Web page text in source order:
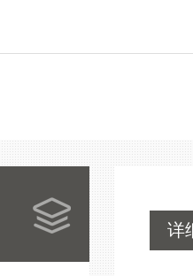
详